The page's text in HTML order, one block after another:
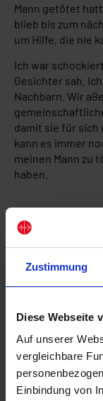
Zustimmung
Diese Webseite
Auf unserer
vergleichbare
Einbindung von
Mann getötet
blieb bis zum
um Hilfe, die nie
Ich war
Gesichter sah.
Nachbarn. Wir
damit sie für sich
kann es immer
meinen Mann zu
haben.